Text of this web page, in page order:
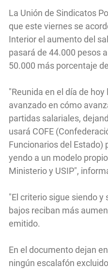
La Unión de Sindicatos
que este viernes se
Interior el aumento del
pasará de 44.000 pesos
50.000 más porcentaje
"Reunida en el día de
avanzado en cómo
partidas salariales,
usará COFE
Funcionarios del Estado)
yendo a un modelo
Ministerio y USIP",
"El criterio sigue siendo
bajos reciban más
emitido.
En el documento dejan
ningún escalafón